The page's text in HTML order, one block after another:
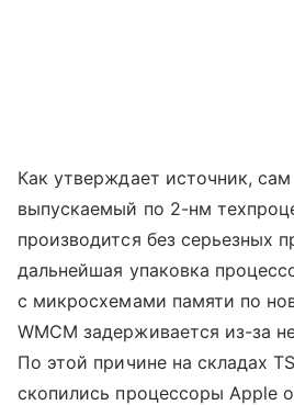
Как утверждает источник,
выпускаемый по 2-нм
производится без серьезных
дальнейшая упаковка
с микросхемами памяти по
WMCM задерживается из-за
По этой причине на складах
скопились процессоры Apple